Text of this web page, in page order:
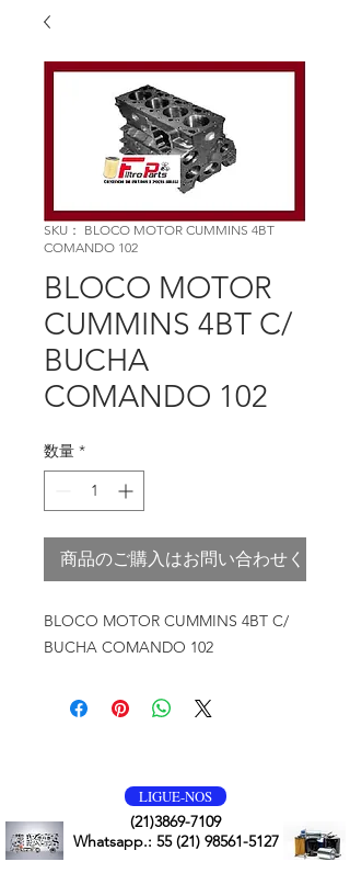
SKU： BLOCO MOTOR CUMMINS 4BT
COMANDO 102
BLOCO MOTOR
CUMMINS 4BT C/
BUCHA
COMANDO 102
数量 *
商品のご購入はお問い合わせください
BLOCO MOTOR CUMMINS 4BT C/
BUCHA COMANDO 102
LIGUE-NOS
(21)3869-7109
Whatsapp.: 55 (21) 98561-5127